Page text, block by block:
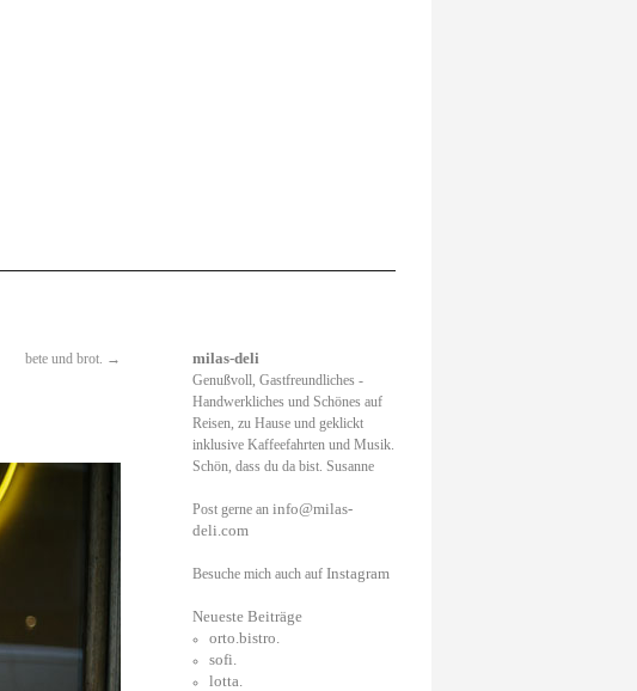
bete und brot. →
milas-deli
Genußvoll, Gastfreundliches -
Handwerkliches und Schönes auf
Reisen, zu Hause und geklickt
inklusive Kaffeefahrten und Musik.
Schön, dass du da bist. Susanne
Post gerne an info@milas-
deli.com
Besuche mich auch auf Instagram
Neueste Beiträge
orto.bistro.
sofi.
lotta.